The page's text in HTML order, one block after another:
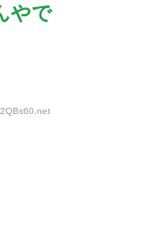
やで
.net